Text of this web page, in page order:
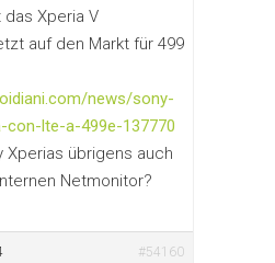
das Xperia V
auf den Markt für 499
news/sony-
con-lte-a-499e-137770
Xperias übrigens auch
Netmonitor?
#54160